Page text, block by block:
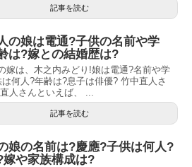
記事を読む
の娘は電通?子供の名前や学
は?嫁との結婚歴は?
嫁は、木之内みどり!娘は電通?名前や学
何人?年齢は?息子は俳優? 竹中直人さ
人さんといえば、 ...
記事を読む
娘の名前は?慶應?子供は何人?
嫁や家族構成は?